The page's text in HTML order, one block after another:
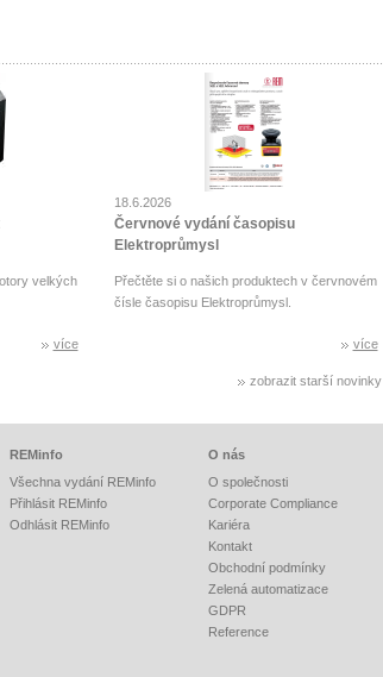
velkých
více
18.6.2026
Červnové vydání časopisu
Elektroprůmysl
Přečtěte si o našich produktech v červnovém
čísle časopisu Elektroprůmysl.
více
zobrazit starší novinky
REMinfo
Všechna vydání REMinfo
Přihlásit REMinfo
Odhlásit REMinfo
O nás
O společnosti
Corporate Compliance
Kariéra
Kontakt
Obchodní podmínky
Zelená automatizace
GDPR
Reference